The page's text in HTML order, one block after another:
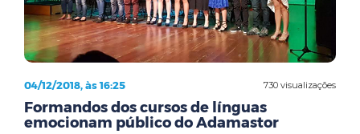
730 visualizações
04/12/2018, às 16:25
Formandos dos cursos de línguas
emocionam público do Adamastor